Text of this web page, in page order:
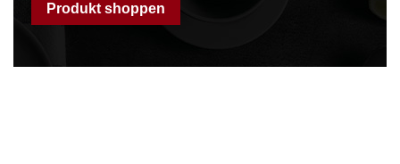
Produkt shoppen